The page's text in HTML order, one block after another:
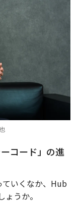
コード」の進
ていくなか、Hub
うか。